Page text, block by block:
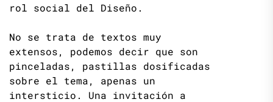
rol social del Diseño.
No se trata de textos muy
extensos, podemos decir que son
pinceladas, pastillas dosificadas
sobre el tema, apenas un
intersticio. Una invitación a